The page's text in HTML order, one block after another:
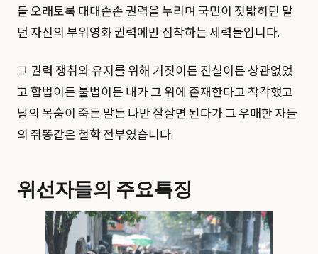
들 오래토록 대대손손 권력을 누리며 국민이 짓밟히던 말
던 자신의 부위영화 권력에만 집착하는 세력들입니다.
그 권력 쟁취와 유지를 위해 거짓이든 진실이든 상관없었
고 합법이든 불법이든 내가 그 위에 존재한다고 착각했고
남의 목숨이 죽든 말든 나만 잘살면 된다가 그 우매한 자들
의 쥐똥같은 철학 전부였습니다.
위선자들의 주요특징